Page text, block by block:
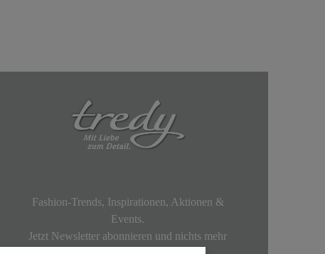
Fashion-Trends, Inspirationen, Aktionen &
Events.
Jetzt Newsletter abonnieren und nichts mehr